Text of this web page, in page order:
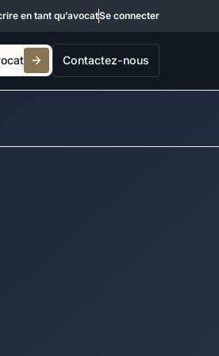
en tant qu’avocatSe connecter
Contactez-nous